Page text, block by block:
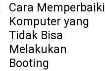
Cara Memperbaiki
Komputer yang
Tidak Bisa
Melakukan
Booting